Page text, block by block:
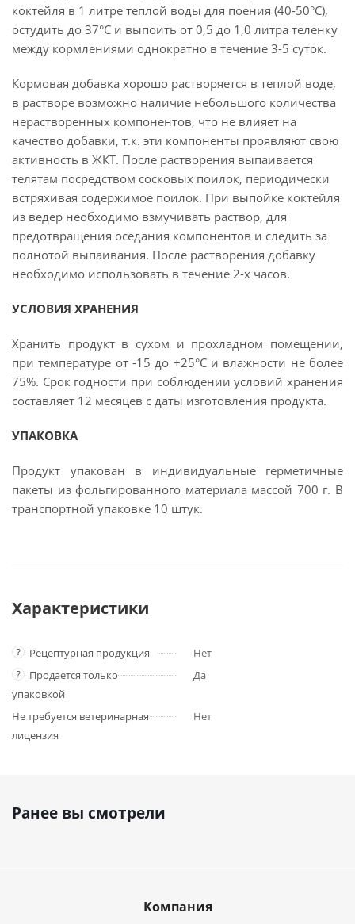
коктейля в 1 литре теплой воды для поения (40-50°С),
остудить до 37°С и выпоить от 0,5 до 1,0 литра теленку
между кормлениями однократно в течение 3-5 суток.
Кормовая добавка хорошо растворяется в теплой воде,
в растворе возможно наличие небольшого количества
нерастворенных компонентов, что не влияет на
качество добавки, т.к. эти компоненты проявляют свою
активность в ЖКТ. После растворения выпаивается
телятам посредством сосковых поилок, периодически
встряхивая содержимое поилок. При выпойке коктейля
из ведер необходимо взмучивать раствор, для
предотвращения оседания компонентов и следить за
полнотой выпаивания. После растворения добавку
необходимо использовать в течение 2-х часов.
УСЛОВИЯ ХРАНЕНИЯ
Хранить продукт в сухом и прохладном помещении,
при температуре от -15 до +25°С и влажности не более
75%. Срок годности при соблюдении условий хранения
составляет 12 месяцев с даты изготовления продукта.
УПАКОВКА
Продукт упакован в индивидуальные герметичные
пакеты из фольгированного материала массой 700 г. В
транспортной упаковке 10 штук.
Характеристики
? Рецептурная продукция Нет
?
Продается только
упаковкой
Да
Не требуется ветеринарная
лицензия
Нет
Ранее вы смотрели
Компания